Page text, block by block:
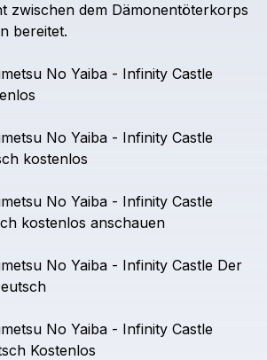
zwischen dem Dämonentöterkorps
bereitet.
No Yaiba - Infinity Castle
No Yaiba - Infinity Castle
kostenlos
No Yaiba - Infinity Castle
kostenlos anschauen
No Yaiba - Infinity Castle Der
No Yaiba - Infinity Castle
Kostenlos